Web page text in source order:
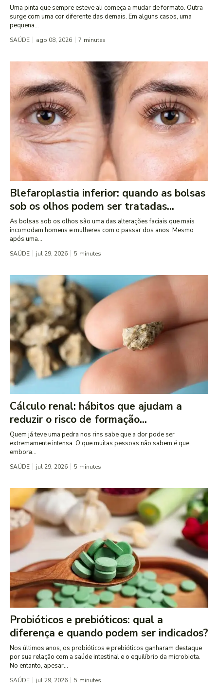
Uma pinta que sempre esteve ali começa a mudar de formato. Outra
surge com uma cor diferente das demais. Em alguns casos, uma
pequena...
SAÚDE ago 08, 2026 7 minutes
Blefaroplastia inferior: quando as bolsas
sob os olhos podem ser tratadas...
As bolsas sob os olhos são uma das alterações faciais que mais
incomodam homens e mulheres com o passar dos anos. Mesmo
após uma...
SAÚDE jul 29, 2026 5 minutes
Cálculo renal: hábitos que ajudam a
reduzir o risco de formação...
Quem já teve uma pedra nos rins sabe que a dor pode ser
extremamente intensa. O que muitas pessoas não sabem é que,
embora...
SAÚDE jul 29, 2026 5 minutes
Probióticos e prebióticos: qual a
diferença e quando podem ser indicados?
Nos últimos anos, os probióticos e prebióticos ganharam destaque
por sua relação com a saúde intestinal e o equilíbrio da microbiota.
No entanto, apesar...
SAÚDE jul 29, 2026 5 minutes